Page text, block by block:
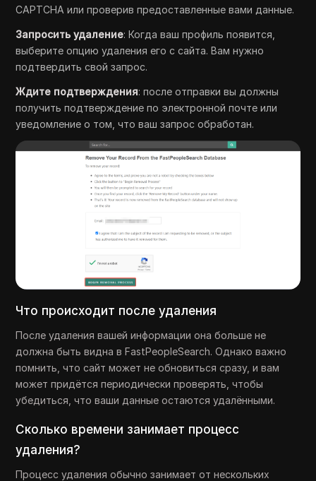
CAPTCHA или проверив предоставленные вами данные.
Запросить удаление: Когда ваш профиль появится,
выберите опцию удаления его с сайта. Вам нужно
подтвердить свой запрос.
Ждите подтверждения: после отправки вы должны
получить подтверждение по электронной почте или
уведомление о том, что ваш запрос обработан.
Что происходит после удаления
После удаления вашей информации она больше не
должна быть видна в FastPeopleSearch. Однако важно
помнить, что сайт может не обновиться сразу, и вам
может придётся периодически проверять, чтобы
убедиться, что ваши данные остаются удалёнными.
Сколько времени занимает процесс
удаления?
Процесс удаления обычно занимает от нескольких